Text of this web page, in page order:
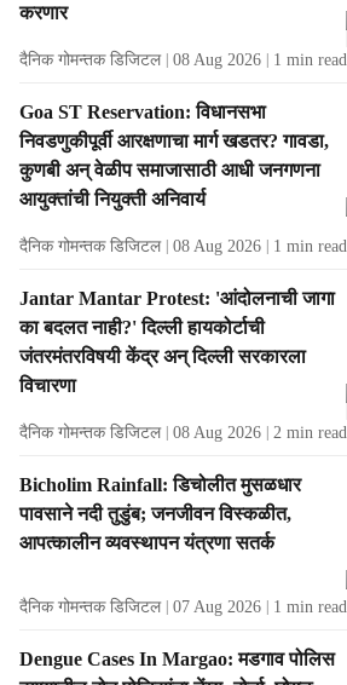
करणार
दैनिक गोमन्तक डिजिटल 08 Aug 2026 1 min read
Goa ST Reservation: विधानसभा
निवडणुकीपूर्वी आरक्षणाचा मार्ग खडतर? गावडा,
कुणबी अन् वेळीप समाजासाठी आधी जनगणना
आयुक्तांची नियुक्ती अनिवार्य
दैनिक गोमन्तक डिजिटल 08 Aug 2026 1 min read
Jantar Mantar Protest: 'आंदोलनाची जागा
का बदलत नाही?' दिल्ली हायकोर्टाची
जंतरमंतरविषयी केंद्र अन् दिल्ली सरकारला
विचारणा
दैनिक गोमन्तक डिजिटल 08 Aug 2026 2 min read
Bicholim Rainfall: डिचोलीत मुसळधार
पावसाने नदी तुडुंब; जनजीवन विस्कळीत,
आपत्कालीन व्यवस्थापन यंत्रणा सतर्क
दैनिक गोमन्तक डिजिटल 07 Aug 2026 1 min read
Dengue Cases In Margao: मडगाव पोलिस